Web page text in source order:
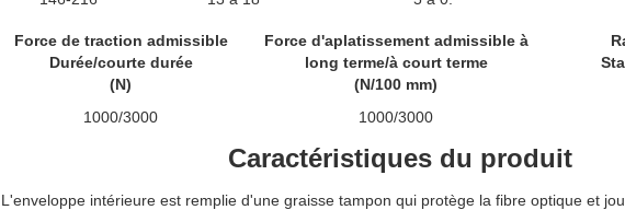
Force de traction admissible
Durée/courte durée
(N)
Force d'aplatissement admissible à
long terme/à court terme
(N/100 mm)
1000/3000
1000/3000
Caractéristiques du produit
L'enveloppe intérieure est remplie d'une graisse tampon qui protège la fibre optique et